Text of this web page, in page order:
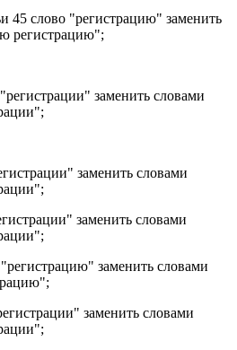
45 слово "регистрацию" заменить
регистрацию";
заменить словами
заменить словами
заменить словами
заменить словами
заменить словами